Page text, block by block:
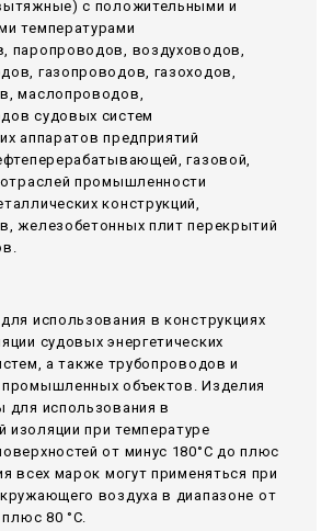
с положительными и
температурами
паропроводов, воздуховодов,
газопроводов, газоходов,
маслопроводов,
судовых систем
аппаратов предприятий
газовой,
промышленности
конструкций,
железобетонных плит перекрытий
использования в конструкциях
судовых энергетических
а также трубопроводов и
объектов. Изделия
для использования в
при температуре
от минус 180°С до плюс
всех марок могут применяться при
воздуха в диапазоне от
80 °С.